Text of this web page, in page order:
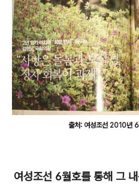
출처: 여성조선 2010년
여성조선 6월호를 통해 그